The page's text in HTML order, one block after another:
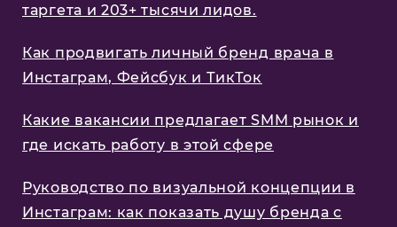
таргета и 203+ тысячи лидов.
Как продвигать личный бренд врача в
Инстаграм, Фейсбук и ТикТок
Какие вакансии предлагает SMM рынок и
где искать работу в этой сфере
Руководство по визуальной концепции в
Инстаграм: как показать душу бренда с